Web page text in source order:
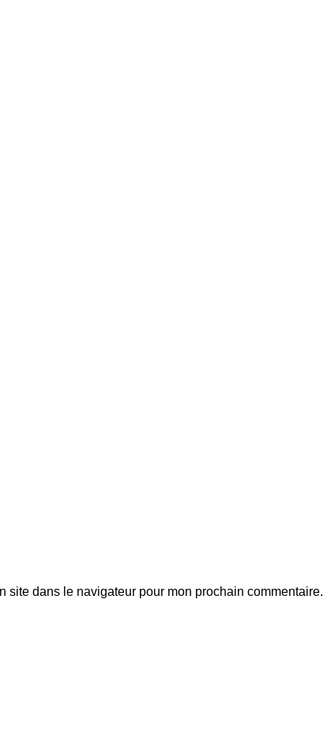
site dans le navigateur pour mon prochain commentaire.